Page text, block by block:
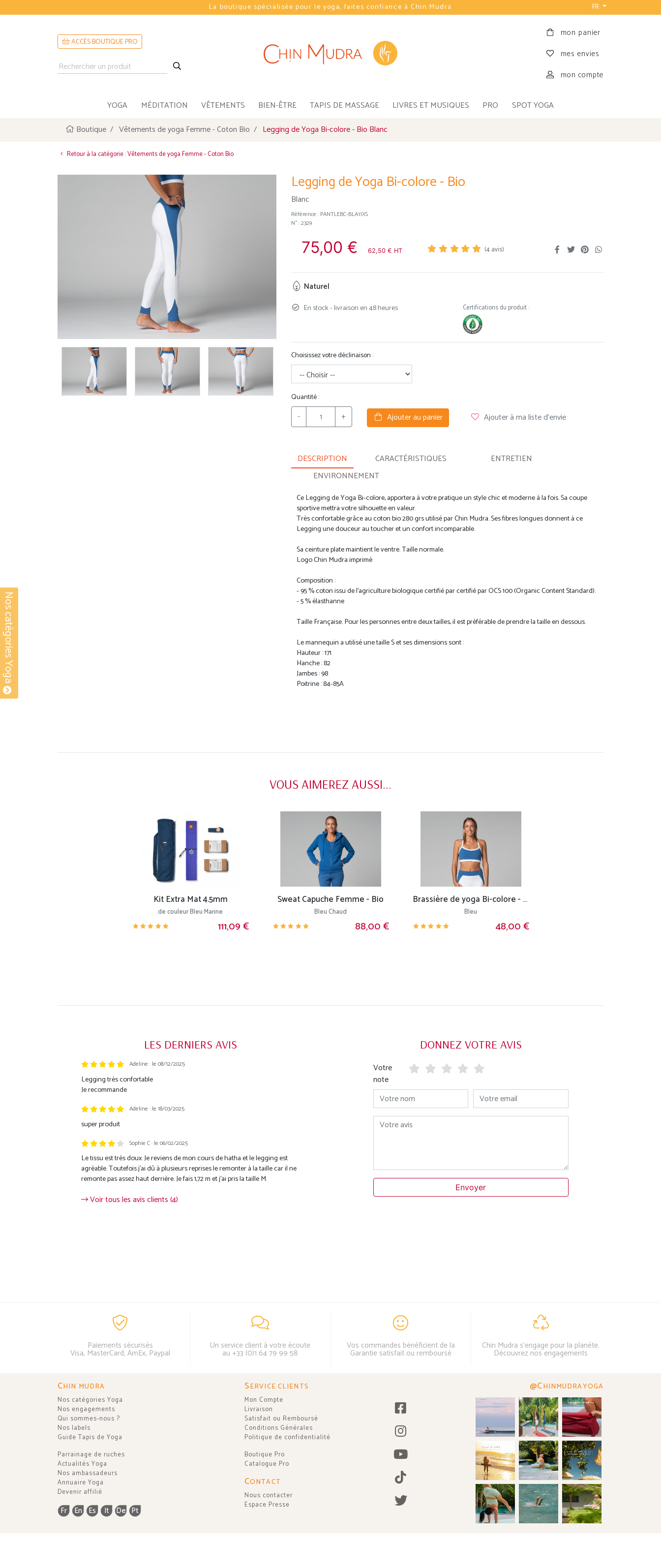
La boutique spécialisée pour le yoga, faites confiance à Chin Mudra FR
ACCÈS BOUTIQUE PRO
mon panier
mes envies
mon compte
YOGA MÉDITATION VÊTEMENTS BIEN-ÊTRE TAPIS DE MASSAGE LIVRES ET MUSIQUES PRO SPOT YOGA
Nos catégories Yoga
Boutique Vêtements de yoga Femme - Coton Bio Legging de Yoga Bi-colore - Bio Blanc
Retour à la catégorie : Vêtements de yoga Femme - Coton Bio
Legging de Yoga Bi-colore - Bio
Blanc
Référence : PANTLEBC-BLA11XS
N° : 2329
75,00 € 62,50 € HT (4avis)
Naturel
En stock - livraison en 48 heures Certifications du produit :
Choisissez votre déclinaison :
Quantité :
- + Ajouter au panier Ajouter à ma liste d'envie
DESCRIPTION CARACTÉRISTIQUES
ENTRETIEN
ENVIRONNEMENT
Ce Legging de Yoga Bi-colore, apportera à votre pratique un style chic et moderne à la fois. Sa coupe
sportive mettra votre silhouette en valeur.
Très confortable grâce au coton bio 280 grs utilisé par Chin Mudra. Ses fibres longues donnent à ce
Legging une douceur au toucher et un confort incomparable.
Sa ceinture plate maintient le ventre. Taille normale.
Logo Chin Mudra imprimé
Composition :
- 95 % coton issu de l'agriculture biologique certifié par certifié par OCS 100 (Organic Content Standard).
- 5 % élasthanne
Taille Française. Pour les personnes entre deux tailles, il est préférable de prendre la taille en dessous.
Le mannequin a utilisé une taille S et ses dimensions sont :
Hauteur : 171
Hanche : 82
Jambes : 98
Poitrine : 84-85A
VOUS AIMEREZ AUSSI...
Kit Extra Mat 4.5mm
de couleur Bleu Marine
111,09 €
Sweat Capuche Femme - Bio
Bleu Chaud
88,00 €
Brassière de yoga Bi-colore - Bio
Bleu
48,00 €
LES DERNIERS AVIS
Trustpilot Adeline · le 08/12/2025
Legging très confortable
Je recommande
Adeline · le 18/03/2025
super produit
Sophie C · le 06/02/2025
Le tissu est très doux. Je reviens de mon cours de hatha et le legging est
agréable. Toutefois j’ai dû à plusieurs reprises le remonter à la taille car il ne
remonte pas assez haut derrière. Je fais 1,72 m et j’ai pris la taille M.
Voir tous les avis clients (4)
DONNEZ VOTRE AVIS
Votre
note
Votre nom Votre email
Votre avis
Envoyer
Paiements sécurisés
Visa, MasterCard, AmEx, Paypal
Un service client à votre écoute
au +33 (0)1 64 79 99 58
Vos commandes bénéficient de la
Garantie satisfait ou remboursé
Chin Mudra s'engage pour la planète.
Découvrez nos engagements
CHIN MUDRA
Nos catégories Yoga
Nos engagements
Qui sommes-nous ?
Nos labels
Guide Tapis de Yoga
Parrainage de ruches
Actualités Yoga
Nos ambassadeurs
Annuaire Yoga
Devenir affilié
Fr En Es It De Pt
SERVICE CLIENTS
Mon Compte
Livraison
Satisfait ou Remboursé
Conditions Générales
Politique de confidentialité
Boutique Pro
Catalogue Pro
CONTACT
Nous contacter
Espace Presse
@CHINMUDRAYOGA